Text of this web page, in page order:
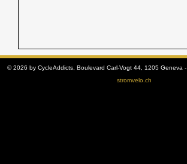
© 2026 by CycleAddicts, Boulevard Carl-Vogt 44, 1205 Geneva -
stromvelo.ch